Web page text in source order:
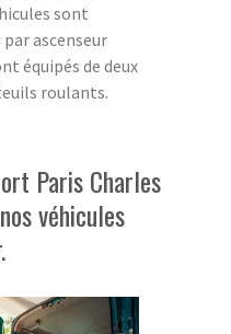
sont
ascenseur
équipés de deux
roulants.
Paris Charles
véhicules